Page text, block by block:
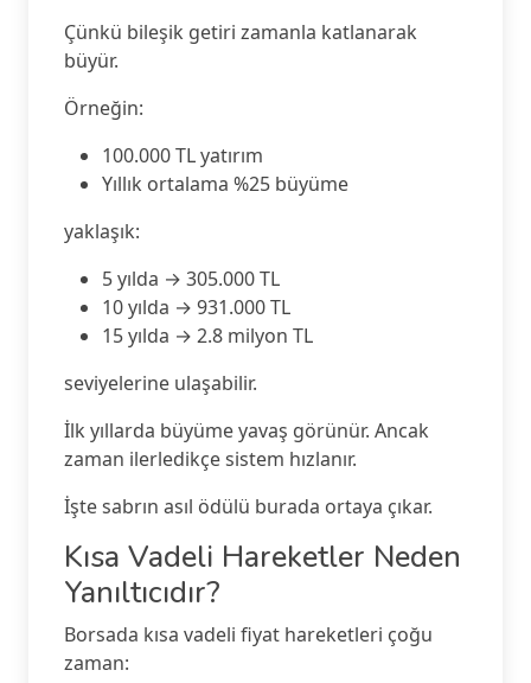
Çünkü bileşik getiri zamanla katlanarak
büyür.
Örneğin:
100.000 TL yatırım
Yıllık ortalama %25 büyüme
yaklaşık:
5 yılda → 305.000 TL
10 yılda → 931.000 TL
15 yılda → 2.8 milyon TL
seviyelerine ulaşabilir.
İlk yıllarda büyüme yavaş görünür. Ancak
zaman ilerledikçe sistem hızlanır.
İşte sabrın asıl ödülü burada ortaya çıkar.
Kısa Vadeli Hareketler Neden
Yanıltıcıdır?
Borsada kısa vadeli fiyat hareketleri çoğu
zaman: